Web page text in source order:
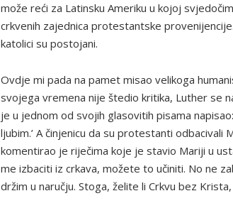
može reći za Latinsku Ameriku u kojoj
crkvenih zajednica protestantske
katolici su postojani.
Ovdje mi pada na pamet misao velikoga
svojega vremena nije štedio kritika, Luther se
je u jednom od svojih glasovitih pisama
ljubim.’ A činjenicu da su protestanti odbacivali
komentirao je riječima koje je stavio Mariji u
me izbaciti iz crkava, možete to učiniti. No ne
držim u naručju. Stoga, želite li Crkvu bez